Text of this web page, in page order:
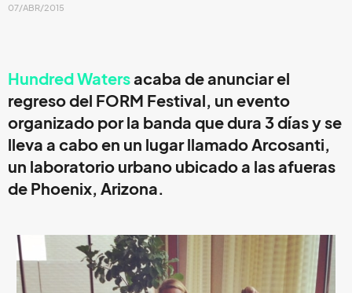
07/ABR/2015
Hundred Watersacaba de anunciar el
regreso del FORM Festival, un evento
organizado por la banda que dura 3 días y se
lleva a cabo en un lugar llamadoArcosanti,
un laboratorio urbano ubicado a las afueras
de Phoenix, Arizona.